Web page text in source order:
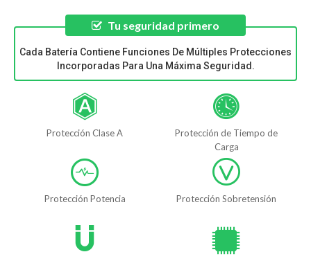
Tu seguridad primero
Cada Batería Contiene Funciones De Múltiples Protecciones
Incorporadas Para Una Máxima Seguridad.
Protección Clase A
Protección de Tiempo de
Carga
Protección Potencia Protección Sobretensión